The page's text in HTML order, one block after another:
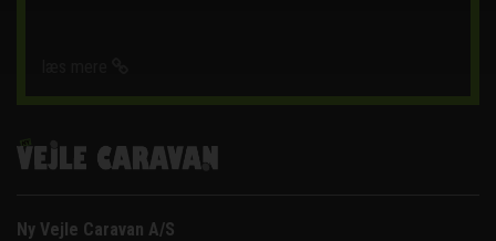
Ny Vejle Caravan A/S